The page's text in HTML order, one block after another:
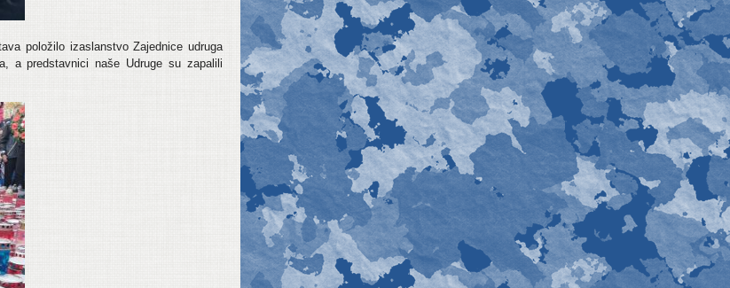
položilo izaslanstvo Zajednice udruga
a predstavnici naše Udruge su zapalili